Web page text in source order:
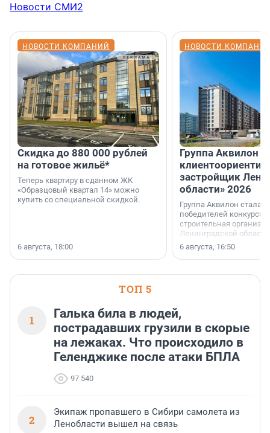
Новости СМИ2
НОВОСТИ КОМПАНИЙ
Скидка до 880 000 рублей
на готовое жильё*
Теперь квартиру в сданном ЖК
«Образцовый квартал 14» можно
купить со специальной скидкой.
6 августа, 18:00
НОВОСТИ
Группа Аквилон
застройщик
области» 2026
Группа Аквилон стала
победителей конкурса
строительная
Ленинградской области
номинации «Самый
застройщик
области».
6 августа, 16:50
ТОП 5
1
Галька била в людей,
пострадавших грузили в скорые
на лежаках. Что происходило в
Геленджике после атаки БПЛА
97 540
2
Экипаж пропавшего в Сибири самолета из
Ленобласти вышел на связь